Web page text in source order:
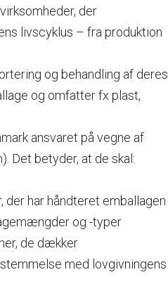
der
livscyklus – fra produktion
og behandling af deres
og omfatter fx plast,
ansvaret på vegne af
Det betyder, at de skal:
har håndteret emballagen
og -typer
de dækker
med lovgivningens